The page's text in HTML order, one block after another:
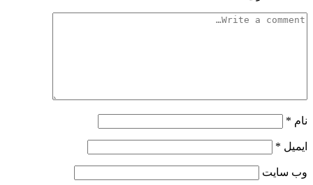
نام *
ایمیل *
وب‌ سایت